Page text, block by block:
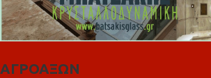
ΑΓΡΟΑΞΩΝ